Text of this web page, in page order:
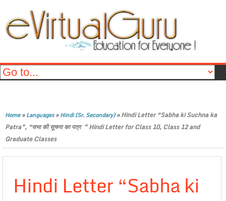
Home»Languages»Hindi (Sr. Secondary)»Hindi Letter “Sabha ki Suchna ka
Patra”, “सभा की सूचना का पत्र ” Hindi Letter for Class 10, Class 12 and
Graduate Classes
Hindi Letter “Sabha ki